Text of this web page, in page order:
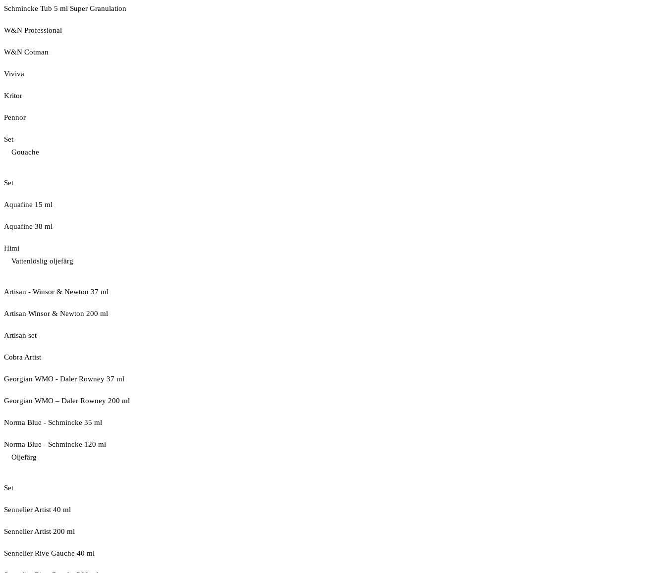
Schmincke Tub 5 ml Super Granulation
W&N Professional
W&N Cotman
Viviva
Kritor
Pennor
Set
Gouache
Set
Aquafine 15 ml
Aquafine 38 ml
Himi
Vattenlöslig oljefärg
Artisan - Winsor & Newton 37 ml
Artisan Winsor & Newton 200 ml
Artisan set
Cobra Artist
Georgian WMO - Daler Rowney 37 ml
Georgian WMO – Daler Rowney 200 ml
Norma Blue - Schmincke 35 ml
Norma Blue - Schmincke 120 ml
Oljefärg
Set
Sennelier Artist 40 ml
Sennelier Artist 200 ml
Sennelier Rive Gauche 40 ml